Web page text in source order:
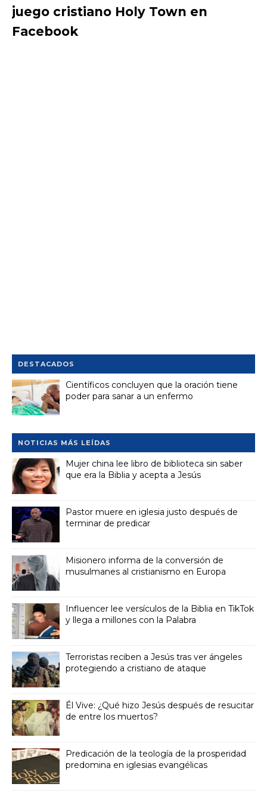
juego cristiano Holy Town en
Facebook
DESTACADOS
Científicos concluyen que la oración tiene
poder para sanar a un enfermo
NOTICIAS MÁS LEÍDAS
Mujer china lee libro de biblioteca sin saber
que era la Biblia y acepta a Jesús
Pastor muere en iglesia justo después de
terminar de predicar
Misionero informa de la conversión de
musulmanes al cristianismo en Europa
Influencer lee versículos de la Biblia en TikTok
y llega a millones con la Palabra
Terroristas reciben a Jesús tras ver ángeles
protegiendo a cristiano de ataque
Él Vive: ¿Qué hizo Jesús después de resucitar
de entre los muertos?
Predicación de la teología de la prosperidad
predomina en iglesias evangélicas